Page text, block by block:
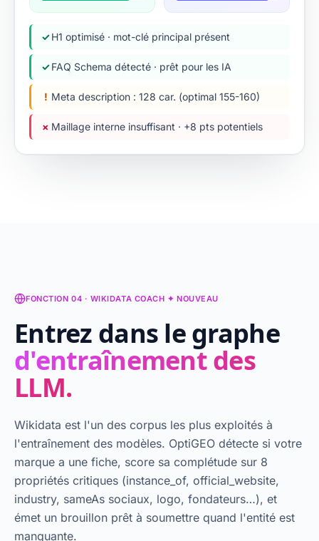
✓H1 optimisé · mot-clé principal présent
✓FAQ Schema détecté · prêt pour les IA
! Meta description : 128 car. (optimal 155-160)
× Maillage interne insuffisant · +8 pts potentiels
FONCTION 04 · WIKIDATA COACH ✦ NOUVEAU
Entrez dans le graphe
d'entraînement des
LLM.
Wikidata est l'un des corpus les plus exploités à
l'entraînement des modèles. OptiGEO détecte si votre
marque a une fiche, score sa complétude sur 8
propriétés critiques (instance_of, official_website,
industry, sameAs sociaux, logo, fondateurs…), et
émet un brouillon prêt à soumettre quand l'entité est
manquante.